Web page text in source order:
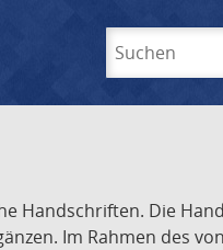
Handschriften. Die
Im Rahmen des